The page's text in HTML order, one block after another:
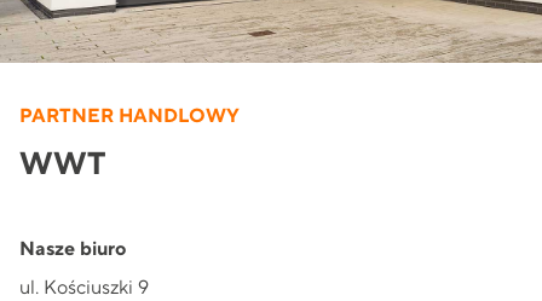
PARTNER HANDLOWY
WWT
Nasze biuro
ul. Kościuszki 9